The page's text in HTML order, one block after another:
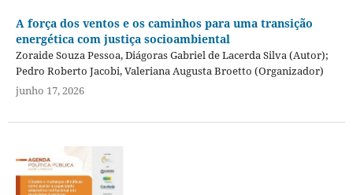
A força dos ventos e os caminhos para uma transição
energética com justiça socioambiental
Zoraide Souza Pessoa, Diágoras Gabriel de Lacerda Silva (Autor);
Pedro Roberto Jacobi, Valeriana Augusta Broetto (Organizador)
junho 17, 2026